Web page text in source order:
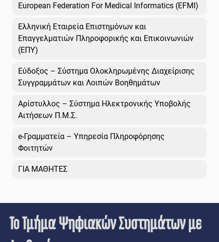
European Federation For Medical Informatics (EFMI)
Ελληνική Εταιρεία Επιστημόνων και
Επαγγελματιών Πληροφορικής και Επικοινωνιών
(ΕΠΥ)
Εύδοξος – Σύστημα Ολοκληρωμένης Διαχείρισης
Συγγραμμάτων και Λοιπών Βοηθημάτων
Αρίστυλλος – Σύστημα Ηλεκτρονικής Υποβολής
Αιτήσεων Π.Μ.Σ.
e-Γραμματεία – Υπηρεσία Πληροφόρησης
Φοιτητών
ΓΙΑ ΜΑΘΗΤΕΣ
Το Τμήμα Ψηφιακών Συστημάτων με